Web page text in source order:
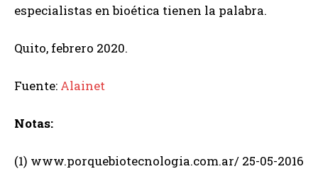
especialistas en bioética tienen la palabra.
Quito, febrero 2020.
Fuente: Alainet
Notas:
(1) www.porquebiotecnologia.com.ar/ 25-05-2016